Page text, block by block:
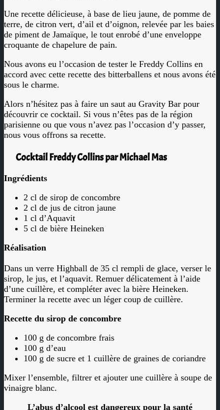
Une recette délicieuse, à base de lieu jaune, de pomme de
terre, de citron vert, d’ail et d’oignon, relevée par les baies
de piment de Jamaïque, le tout enrobé d’une enveloppe
croquante de chapelure de pain.
Nous avons eu l’occasion de tester le Freddy Collins en
accord avec cette recette des bitterballens et nous avons été
sous le charme.
Alors n’hésitez pas à faire un saut au Gravity Bar pour
découvrir ce cocktail. Si vous n’êtes pas de la région
parisienne ou que vous n’avez pas l’occasion d’y passer,
nous vous offrons sa recette.
Cocktail Freddy Collins par Michael Mas
Ingrédients
2 cl de sirop de concombre
2 cl de jus de citron jaune
1 cl d’Aquavit
5 cl de bière Heineken
Réalisation
Dans un verre Highball de 35 cl rempli de glace, verser le
sirop, le jus, et l’aquavit. Remuer délicatement à l’aide
d’une cuillère, et compléter avec la bière Heineken.
Terminer la recette avec un léger coup de cuillère.
Recette du sirop de concombre
100 g de concombre frais
100 g d’eau
100 g de sucre et 1 cuillère de graines de coriandre
Mixer l’ensemble, filtrer et ajouter une cuillère à soupe de
vinaigre blanc.
L’abus d’alcool est dangereux pour la santé